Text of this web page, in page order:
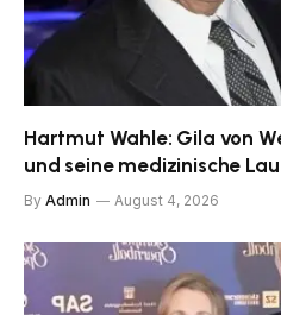
Hartmut Wahle: Gila von
und seine medizinische
By Admin August 4, 2026